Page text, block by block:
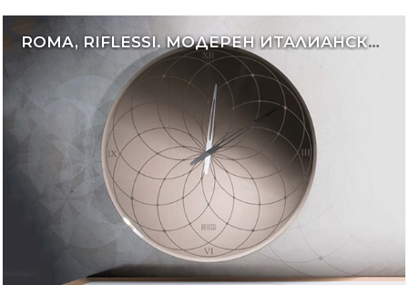
ROMA, RIFLESSI. МОДЕРЕН ИТАЛИАНСКИ ЧАСОВНИК С ОГЛЕДАЛЕН ЕФЕКТ.